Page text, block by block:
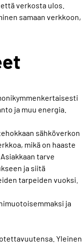
verkosta ulos.
samaan verkkoon,
ja muu energia.
sähköverkon
mikä on haaste
tarve
ja siitä
tarpeiden vuoksi.
ja
Yleinen